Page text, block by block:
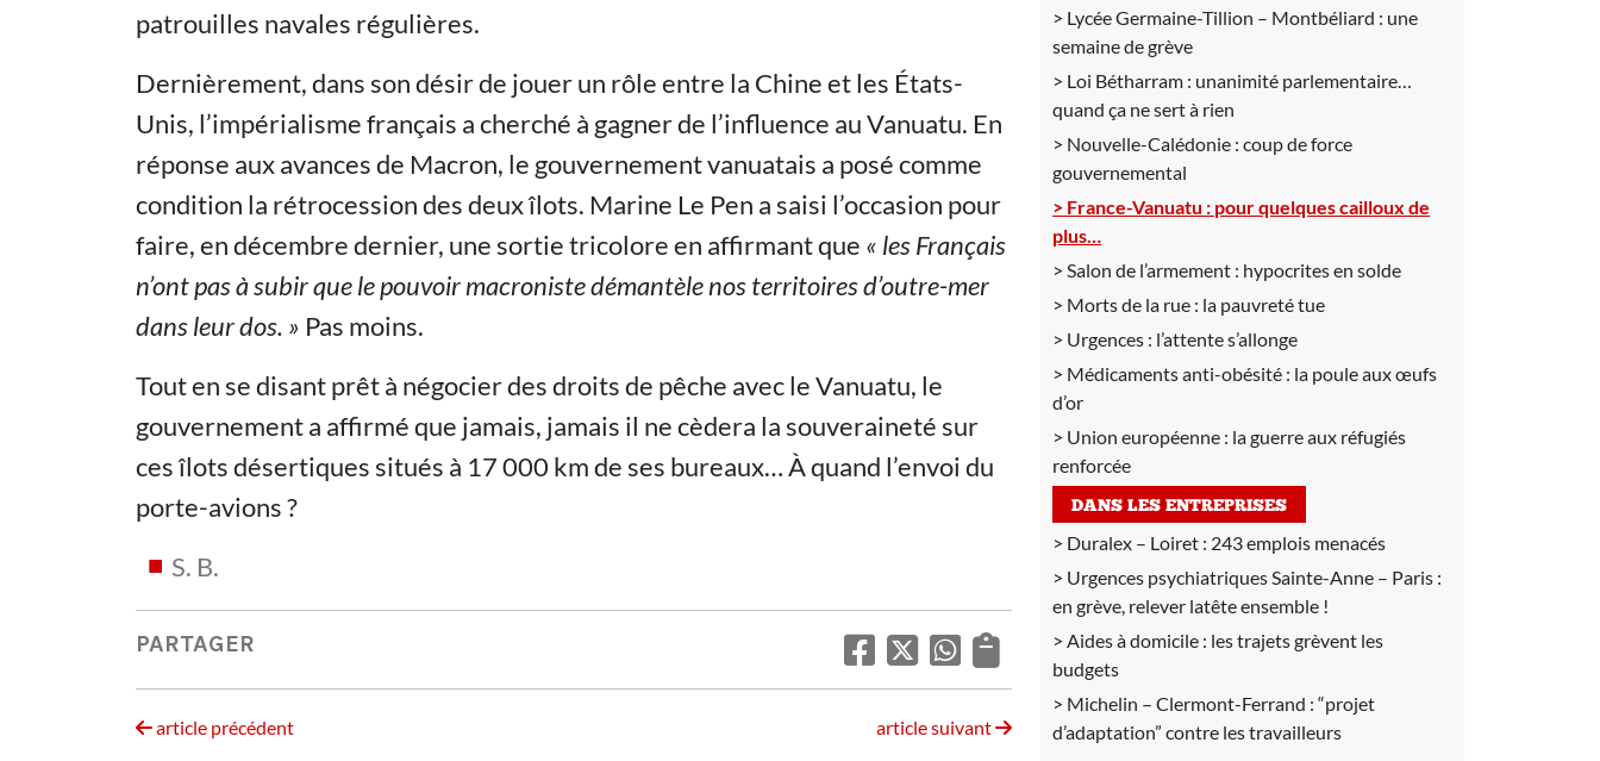
patrouilles navales régulières.
Dernièrement, dans son désir de jouer un rôle entre la Chine et les États-
Unis, l’impérialisme français a cherché à gagner de l’influence au Vanuatu. En
réponse aux avances de Macron, le gouvernement vanuatais a posé comme
condition la rétrocession des deux îlots. Marine Le Pen a saisi l’occasion pour
faire, en décembre dernier, une sortie tricolore en affirmant que « les Français
n’ont pas à subir que le pouvoir macroniste démantèle nos territoires d’outre-mer
dans leur dos. » Pas moins.
Tout en se disant prêt à négocier des droits de pêche avec le Vanuatu, le
gouvernement a affirmé que jamais, jamais il ne cèdera la souveraineté sur
ces îlots désertiques situés à 17 000 km de ses bureaux… À quand l’envoi du
porte-avions ?
S. B.
PARTAGER
article précédent article suivant
Lycée Germaine-Tillion – Montbéliard : une
semaine de grève
Loi Bétharram : unanimité parlementaire…
quand ça ne sert à rien
Nouvelle-Calédonie : coup de force
gouvernemental
France-Vanuatu : pour quelques cailloux de
plus…
Salon de l’armement : hypocrites en solde
Morts de la rue : la pauvreté tue
Urgences : l’attente s’allonge
Médicaments anti-obésité : la poule aux œufs
d’or
Union européenne : la guerre aux réfugiés
renforcée
DANS LES ENTREPRISES
Duralex – Loiret : 243 emplois menacés
Urgences psychiatriques Sainte-Anne – Paris :
en grève, relever latête ensemble !
Aides à domicile : les trajets grèvent les
budgets
Michelin – Clermont-Ferrand : “projet
d’adaptation” contre les travailleurs